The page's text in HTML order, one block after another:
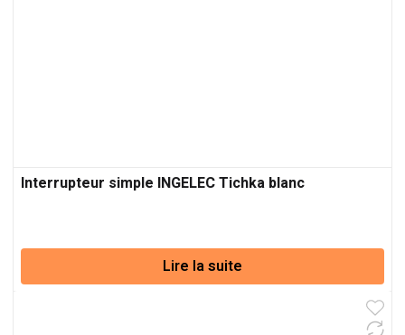
Interrupteur simple INGELEC Tichka blanc
Lire la suite